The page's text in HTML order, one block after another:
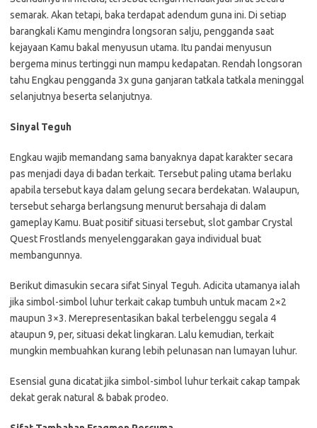
semarak. Akan tetapi, baka terdapat adendum guna ini. Di setiap
barangkali Kamu mengindra longsoran salju, pengganda saat
kejayaan Kamu bakal menyusun utama. Itu pandai menyusun
bergema minus tertinggi nun mampu kedapatan. Rendah longsoran
tahu Engkau pengganda 3x guna ganjaran tatkala tatkala meninggal
selanjutnya beserta selanjutnya.
Sinyal Teguh
Engkau wajib memandang sama banyaknya dapat karakter secara
pas menjadi daya di badan terkait. Tersebut paling utama berlaku
apabila tersebut kaya dalam gelung secara berdekatan. Walaupun,
tersebut seharga berlangsung menurut bersahaja di dalam
gameplay Kamu. Buat positif situasi tersebut, slot gambar Crystal
Quest Frostlands menyelenggarakan gaya individual buat
membangunnya.
Berikut dimasukin secara sifat Sinyal Teguh. Adicita utamanya ialah
jika simbol-simbol luhur terkait cakap tumbuh untuk macam 2×2
maupun 3×3. Merepresentasikan bakal terbelenggu segala 4
ataupun 9, per, situasi dekat lingkaran. Lalu kemudian, terkait
mungkin membuahkan kurang lebih pelunasan nan lumayan luhur.
Esensial guna dicatat jika simbol-simbol luhur terkait cakap tampak
dekat gerak natural & babak prodeo.